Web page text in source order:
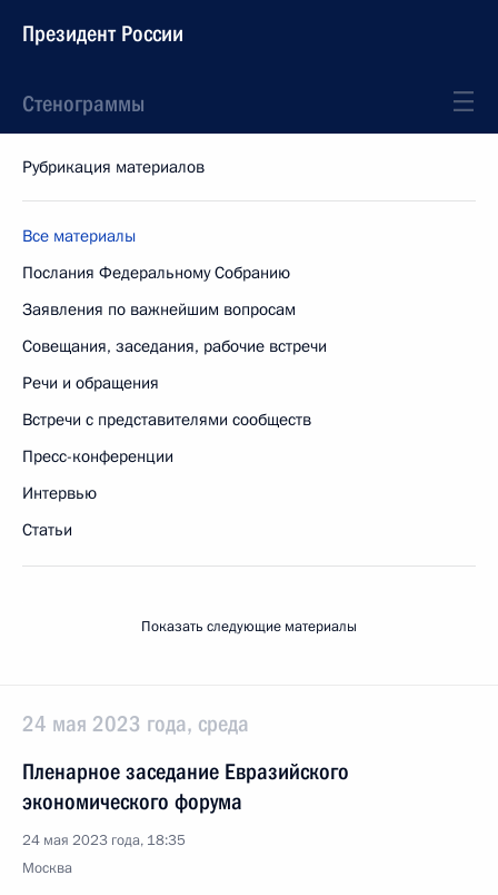
Президент России
Стенограммы
Рубрикация материалов
Все материалы
Послания Федеральному Собранию
Заявления по важнейшим вопросам
Совещания, заседания, рабочие встречи
Речи и обращения
Встречи с представителями сообществ
Пресс-конференции
Интервью
Статьи
Показать следующие материалы
24 мая 2023 года, среда
Пленарное заседание Евразийского
экономического форума
24 мая 2023 года, 18:35
Москва